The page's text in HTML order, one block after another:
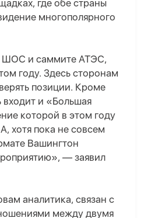
где обе страны
многополярного
ШОС и саммите АТЭС,
году. Здесь сторонам
позиции. Кроме
входит и «Большая
которой в этом году
хотя пока не совсем
Вашингтон
— заявил
аналитика, связан с
между двумя